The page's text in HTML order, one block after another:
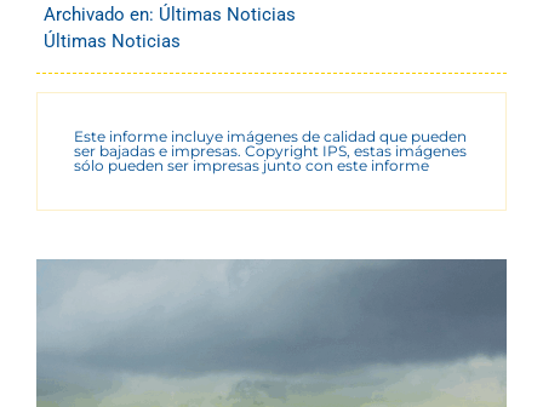
Archivado en: Últimas Noticias
Últimas Noticias
Este informe incluye imágenes de calidad que pueden
ser bajadas e impresas. Copyright IPS, estas imágenes
sólo pueden ser impresas junto con este informe